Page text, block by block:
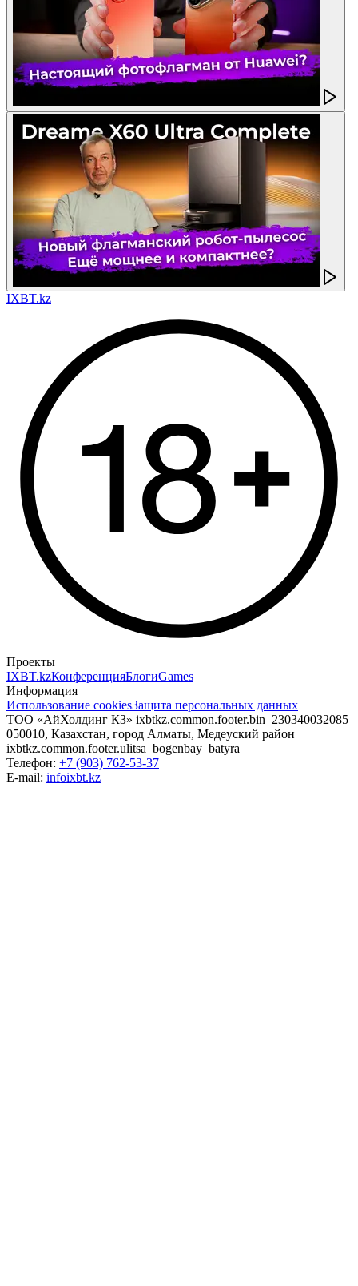
IXBT.kz
Проекты
IXBT.kzКонференцияБлогиGames
Информация
Использование cookiesЗащита персональных данных
ТОО «АйХолдинг КЗ» ixbtkz.common.footer.bin_230340032085
050010, Казахстан, город Алматы, Медеуский район
ixbtkz.common.footer.ulitsa_bogenbay_batyra
Телефон: +7 (903) 762-53-37
E-mail: infoixbt.kz